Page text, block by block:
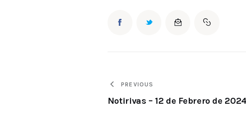
PREVIOUS
Notirivas – 12 de Febrero de 2024